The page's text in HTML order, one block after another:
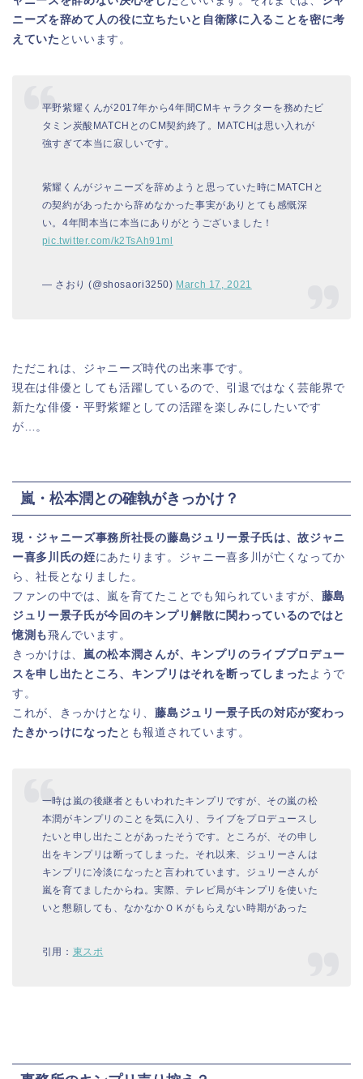
ニーズを辞めて人の役に立ちたいと自衛隊に入ることを密に考
えていた といいます。
平野紫耀くんが2017年から4年間CMキャラクターを務めたビ
タミン炭酸MATCHとのCM契約終了。MATCHは思い入れが
強すぎて本当に寂しいです。
紫耀くんがジャニーズを辞めようと思っていた時にMATCHと
の契約があったから辞めなかった事実がありとても感慨深
い。4年間本当に本当にありがとうございました！
pic.twitter.com/k2TsAh91ml
— さおり (@shosaori3250) March 17, 2021
ただこれは、ジャニーズ時代の出来事です。
現在は俳優としても活躍しているので、引退ではなく芸能界で
新たな俳優・平野紫耀としての活躍を楽しみにしたいです
が…。
嵐・松本潤との確執がきっかけ？
現・ジャニーズ事務所社長の藤島ジュリー景子氏は、故ジャニ
ー喜多川氏の姪にあたります。ジャニー喜多川が亡くなってか
ら、社長となりました。
ファンの中では、嵐を育てたことでも知られていますが、 藤島
ジュリー景子氏が今回のキンプリ解散に関わっているのではと
憶測も飛んでいます。
きっかけは、 嵐の松本潤さんが、キンプリのライブプロデュー
スを申し出たところ、キンプリはそれを断ってしまった ようで
す。
これが、きっかけとなり、藤島ジュリー景子氏の対応が変わっ
たきかっけになった とも報道されています。
一時は嵐の後継者ともいわれたキンプリですが、その嵐の松
本潤がキンプリのことを気に入り、ライブをプロデュースし
たいと申し出たことがあったそうです。ところが、その申し
出をキンプリは断ってしまった。それ以来、ジュリーさんは
キンプリに冷淡になったと言われています。ジュリーさんが
嵐を育てましたからね。実際、テレビ局がキンプリを使いた
いと懇願しても、なかなかＯＫがもらえない時期があった
引用： 東スポ